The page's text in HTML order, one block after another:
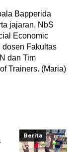
Bapperida
jajaran, NbS
Economic
dosen Fakultas
dan Tim
Trainers. (Maria)
Berita